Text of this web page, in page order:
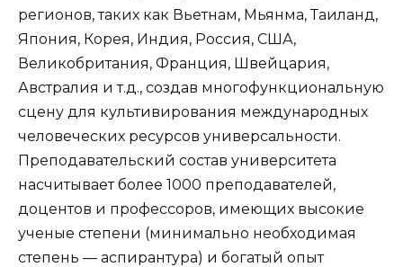
регионов, таких как Вьетнам, Мьянма, Таиланд,
Япония, Корея, Индия, Россия, США,
Великобритания, Франция, Швейцария,
Австралия и т.д., создав многофункциональную
сцену для культивирования международных
человеческих ресурсов универсальности.
Преподавательский состав университета
насчитывает более 1000 преподавателей,
доцентов и профессоров, имеющих высокие
ученые степени (минимально необходимая
степень — аспирантура) и богатый опыт